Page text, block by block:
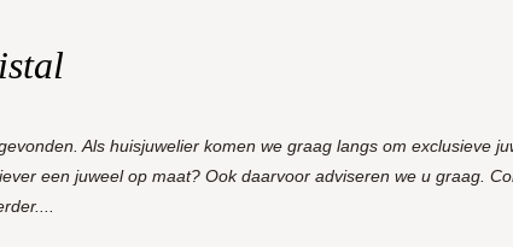
Als huisjuwelier komen we graag langs om exclusieve
een juweel op maat? Ook daarvoor adviseren we u graag.